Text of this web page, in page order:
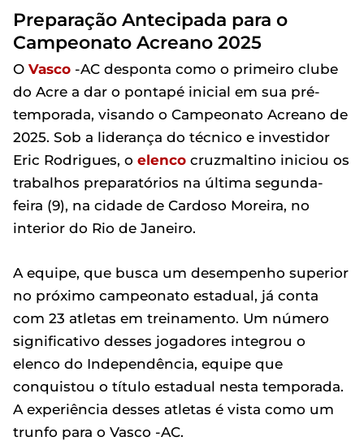
Preparação Antecipada para o
Campeonato Acreano 2025
O Vasco -AC desponta como o primeiro clube
do Acre a dar o pontapé inicial em sua pré-
temporada, visando o Campeonato Acreano de
2025. Sob a liderança do técnico e investidor
Eric Rodrigues, o elenco cruzmaltino iniciou os
trabalhos preparatórios na última segunda-
feira (9), na cidade de Cardoso Moreira, no
interior do Rio de Janeiro.
A equipe, que busca um desempenho superior
no próximo campeonato estadual, já conta
com 23 atletas em treinamento. Um número
significativo desses jogadores integrou o
elenco do Independência, equipe que
conquistou o título estadual nesta temporada.
A experiência desses atletas é vista como um
trunfo para o Vasco -AC.